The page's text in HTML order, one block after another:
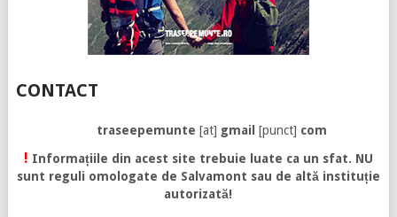
CONTACT
traseepemunte [at] gmail [punct] com
! Informațiile din acest site trebuie luate ca un sfat. NU
sunt reguli omologate de Salvamont sau de altă instituție
autorizată!